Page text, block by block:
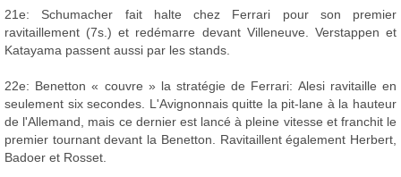
21e: Schumacher fait halte chez Ferrari pour son premier
ravitaillement (7s.) et redémarre devant Villeneuve. Verstappen et
Katayama passent aussi par les stands.
22e: Benetton « couvre » la stratégie de Ferrari: Alesi ravitaille en
seulement six secondes. L'Avignonnais quitte la pit-lane à la hauteur
de l'Allemand, mais ce dernier est lancé à pleine vitesse et franchit le
premier tournant devant la Benetton. Ravitaillent également Herbert,
Badoer et Rosset.